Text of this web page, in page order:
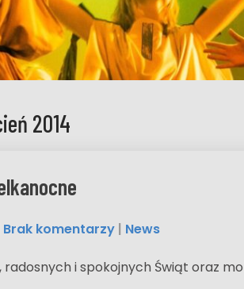
2014
Brak komentarzy | News
radosnych i spokojnych Świąt oraz